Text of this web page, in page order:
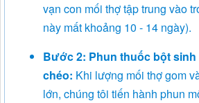
vạn con mối thợ tập trung vào
này mất khoảng 10 - 14 ngày).
Bước 2: Phun thuốc bột
chéo: Khi lượng mối thợ gom
lớn, chúng tôi tiến hành phun